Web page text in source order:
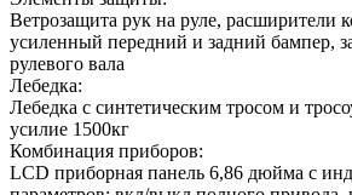
Ветрозащита рук на руле, расширители
усиленный передний и задний бампер,
рулевого вала
Лебедка:
Лебедка с синтетическим тросом и
усилие 1500кг
Комбинация приборов:
LCD приборная панель 6,86 дюйма с